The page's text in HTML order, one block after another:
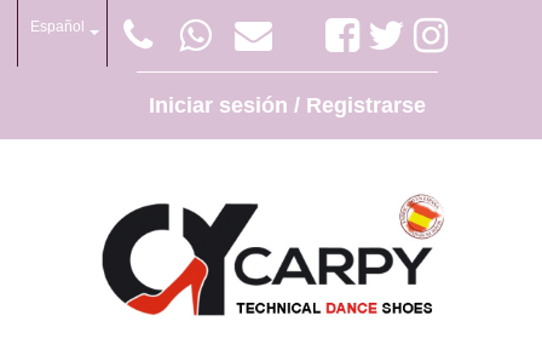
Español
Iniciar sesión / Registrarse